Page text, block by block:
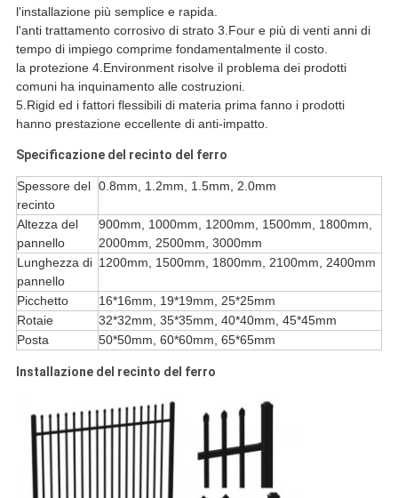
l'installazione più semplice e rapida.
l'anti trattamento corrosivo di strato 3.Four e più di venti anni di
tempo di impiego comprime fondamentalmente il costo.
la protezione 4.Environment risolve il problema dei prodotti
comuni ha inquinamento alle costruzioni.
5.Rigid ed i fattori flessibili di materia prima fanno i prodotti
hanno prestazione eccellente di anti-impatto.
Specificazione del recinto del ferro
Spessore del
recinto
0.8mm, 1.2mm, 1.5mm, 2.0mm
Altezza del
pannello
900mm, 1000mm, 1200mm, 1500mm, 1800mm,
2000mm, 2500mm, 3000mm
Lunghezza di
pannello
1200mm, 1500mm, 1800mm, 2100mm, 2400mm
Picchetto
16*16mm, 19*19mm, 25*25mm
Rotaie
32*32mm, 35*35mm, 40*40mm, 45*45mm
Posta
50*50mm, 60*60mm, 65*65mm
Installazione del recinto del ferro